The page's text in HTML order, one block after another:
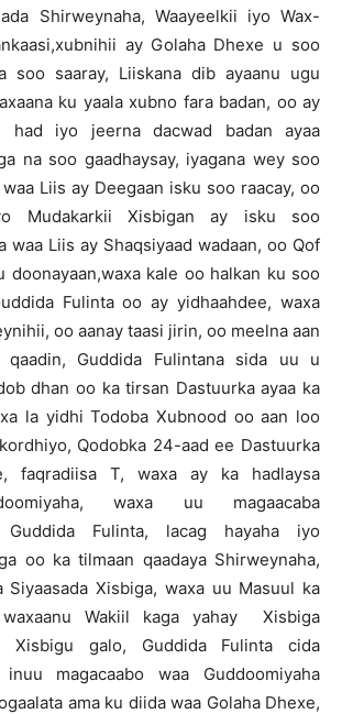
Shirweynaha, Waayeelkii iyo Wax-
ay Golaha Dhexe u soo
soo saaray, Liiskana dib ayaanu ugu
ku yaala xubno fara badan, oo ay
had iyo jeerna dacwad badan ayaa
na soo gaadhaysay, iyagana wey soo
Liis ay Deegaan isku soo raacay, oo
Mudakarkii Xisbigan ay isku soo
waa Liis ay Shaqsiyaad wadaan, oo Qof
doonayaan,waxa kale oo halkan ku soo
Fulinta oo ay yidhaahdee, waxa
oo aanay taasi jirin, oo meelna aan
Guddida Fulintana sida uu u
dhan oo ka tirsan Dastuurka ayaa ka
la yidhi Todoba Xubnood oo aan loo
Qodobka 24-aad ee Dastuurka
faqradiisa T, waxa ay ka hadlaysa
waxa uu magaacaba
Guddida Fulinta, lacag hayaha iyo
oo ka tilmaan qaadaya Shirweynaha,
Siyaasada Xisbiga, waxa uu Masuul ka
Wakiil kaga yahay Xisbiga
Xisbigu galo, Guddida Fulinta cida
magacaabo waa Guddoomiyaha
ama ku diida waa Golaha Dhexe,